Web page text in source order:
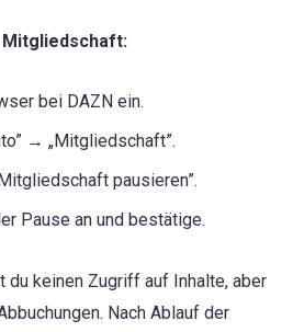
bei DAZN ein.
→ „Mitgliedschaft”.
pausieren”.
Pause an und bestätige.
du keinen Zugriff auf Inhalte, aber
Nach Ablauf der